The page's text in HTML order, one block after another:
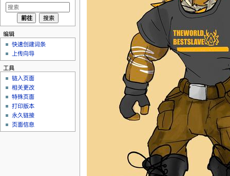
编辑
快速创建词条
上传向导
工具
链入页面
相关更改
特殊页面
打印版本
永久链接
页面信息